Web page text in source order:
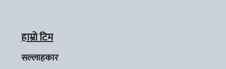
हाम्रो टिम
सल्लाहकार